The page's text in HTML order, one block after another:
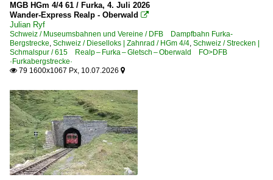
MGB HGm 4/4 61 / Furka, 4. Juli 2026
Wander-Express Realp - Oberwald 
Julian Ryf
Schweiz / Museumsbahnen und Vereine / DFB Dampfbahn Furka-
Bergstrecke, Schweiz / Dieselloks | Zahnrad / HGm 4/4, Schweiz / Strecken |
Schmalspur / 615 Realp – Furka – Gletsch – Oberwald FO>DFB
·Furkabergstrecke·
 79 1600x1067 Px, 10.07.2026 